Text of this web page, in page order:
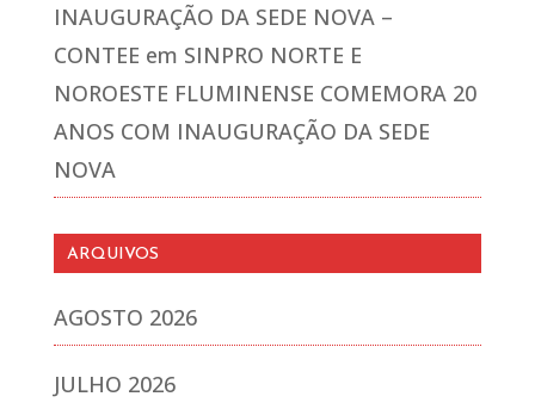
INAUGURAÇÃO DA SEDE NOVA –
CONTEE em SINPRO NORTE E
NOROESTE FLUMINENSE COMEMORA 20
ANOS COM INAUGURAÇÃO DA SEDE
NOVA
ARQUIVOS
AGOSTO 2026
JULHO 2026